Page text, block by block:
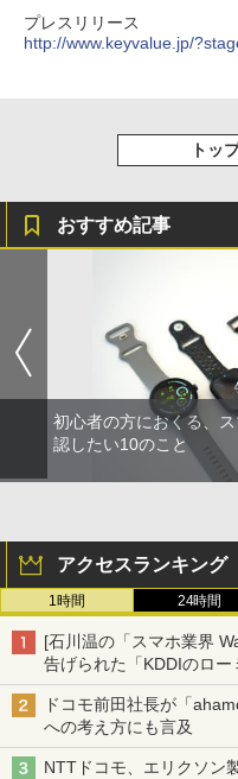
プレスリリース
http://www.keyvalue.jp/
トッ
おすすめ記事
初心者の方におくる、
認したい10のこと
アクセスランキング
1時間 24時間
[石川温の「スマホ業界
告げられた「KDDIのロ
穴と楽天モバイルの課題
ドコモ前田社長が「
への考え方にも言及
NTTドコモ、エリクソン